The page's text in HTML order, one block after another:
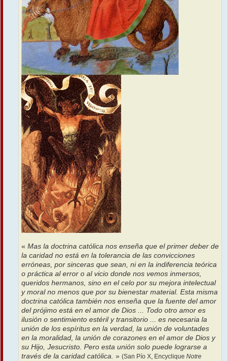
« Mas la doctrina católica nos enseña que el primer deber de
la caridad no está en la tolerancia de las convicciones
erróneas, por sinceras que sean, ni en la indiferencia teórica
o práctica al error o al vicio donde nos vemos inmersos,
queridos hermanos, sino en el celo por su mejora intelectual
y moral no menos que por su bienestar material. Esta misma
doctrina católica también nos enseña que la fuente del amor
del prójimo está en el amor de Dios ... Todo otro amor es
ilusión o sentimiento estéril y transitorio ... es necesaria la
unión de los espíritus en la verdad, la unión de voluntades
en la moralidad, la unión de corazones en el amor de Dios y
su Hijo, Jesucristo. Pero esta unión solo puede lograrse a
través de la caridad católica. » (San Pío X, Encyclique Notre